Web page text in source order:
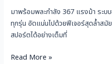
มาพร้อมพละกำลัง 367 แรงม้า ระ
ทุกรุ่น อัดแน่นไปด้วยฟีเจอร์สุดล้ำส
สปอร์ตได้อย่างเต็มที่
Read More »